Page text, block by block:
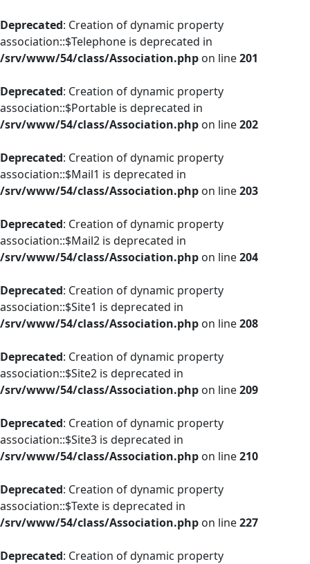
Deprecated: Creation of dynamic property
association::$Telephone is deprecated in
/srv/www/54/class/Association.php on line201
Deprecated: Creation of dynamic property
association::$Portable is deprecated in
/srv/www/54/class/Association.php on line202
Deprecated: Creation of dynamic property
association::$Mail1 is deprecated in
/srv/www/54/class/Association.php on line203
Deprecated: Creation of dynamic property
association::$Mail2 is deprecated in
/srv/www/54/class/Association.php on line204
Deprecated: Creation of dynamic property
association::$Site1 is deprecated in
/srv/www/54/class/Association.php on line208
Deprecated: Creation of dynamic property
association::$Site2 is deprecated in
/srv/www/54/class/Association.php on line209
Deprecated: Creation of dynamic property
association::$Site3 is deprecated in
/srv/www/54/class/Association.php on line210
Deprecated: Creation of dynamic property
association::$Texte is deprecated in
/srv/www/54/class/Association.php on line227
Deprecated: Creation of dynamic property